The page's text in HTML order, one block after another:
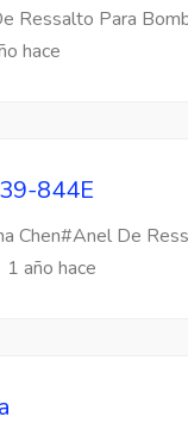
Para
hace
844E
De
1 año hace